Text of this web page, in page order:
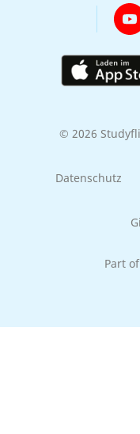
© 2026
Datenschutz
Part